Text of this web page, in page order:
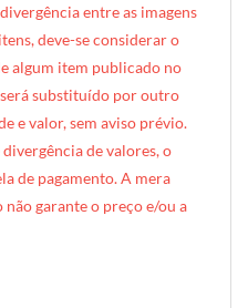
entre as imagens
deve-se considerar o
algum item publicado no
substituído por outro
e valor, sem aviso prévio.
de valores, o
de pagamento. A mera
garante o preço e/ou a